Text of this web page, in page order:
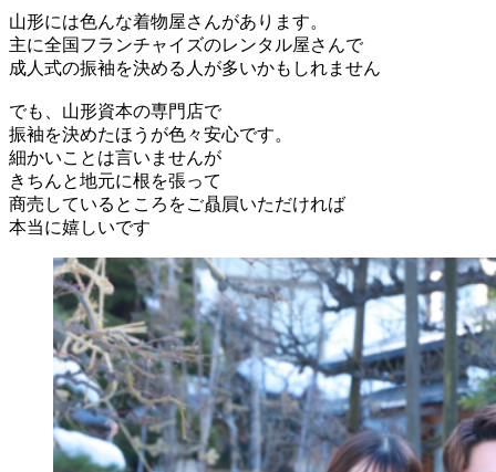
山形には色んな着物屋さんがあります。
主に全国フランチャイズのレンタル屋さんで
成人式の振袖を決める人が多いかもしれません
でも、山形資本の専門店で
振袖を決めたほうが色々安心です。
細かいことは言いませんが
きちんと地元に根を張って
商売しているところをご贔屓いただければ
本当に嬉しいです